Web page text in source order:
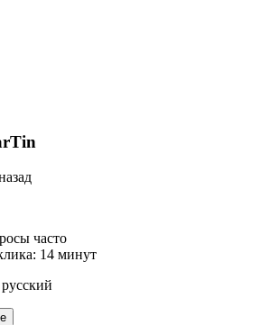
часто
14 минут